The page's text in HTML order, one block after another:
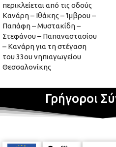
περικλείεται από τις οδούς
Κανάρη – Ιθάκης – Ίμβρου –
Παπάφη – Μυστακίδη –
Στεφάνου – Παπαναστασίου
– Κανάρη για τη στέγαση
του 33ου νηπιαγωγείου
Θεσσαλονίκης
Γρήγοροι